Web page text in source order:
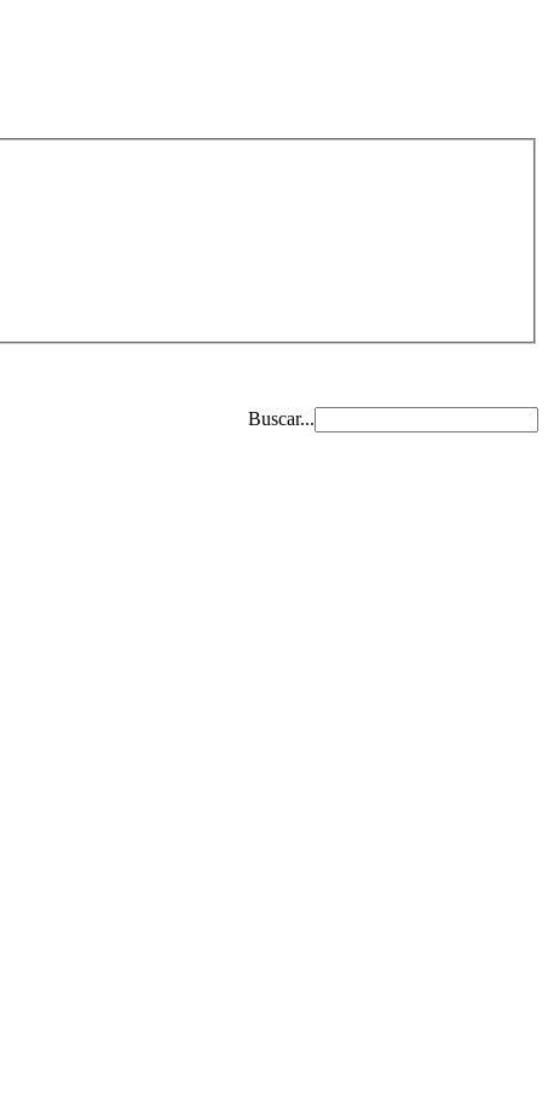
Buscar...